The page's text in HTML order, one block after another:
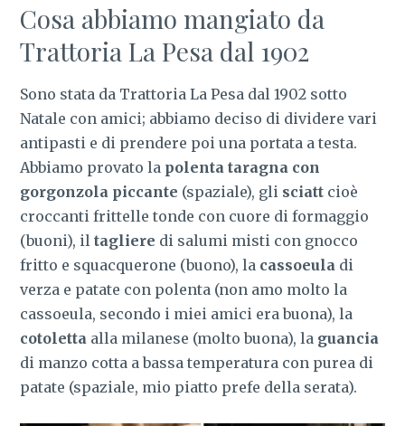
Cosa abbiamo mangiato da
Trattoria La Pesa dal 1902
Sono stata da Trattoria La Pesa dal 1902 sotto
Natale con amici; abbiamo deciso di dividere vari
antipasti e di prendere poi una portata a testa.
Abbiamo provato la polenta taragna con
gorgonzola piccante (spaziale), gli sciatt cioè
croccanti frittelle tonde con cuore di formaggio
(buoni), iltagliere di salumi misti con gnocco
fritto e squacquerone (buono), la cassoeula di
verza e patate con polenta (non amo molto la
cassoeula, secondo i miei amici era buona), la
cotoletta alla milanese (molto buona), la guancia
di manzo cotta a bassa temperatura con purea di
patate (spaziale, mio piatto prefe della serata).